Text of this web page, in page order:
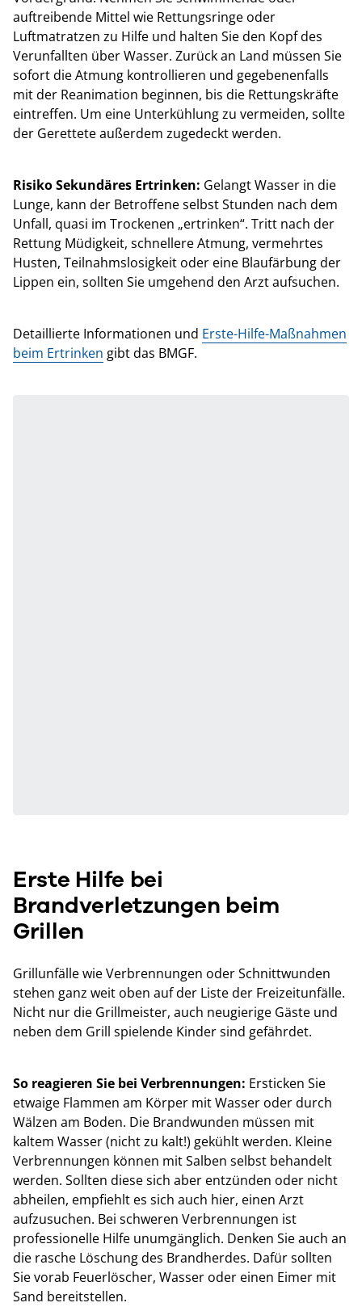
auftreibende Mittel wie Rettungsringe oder
Luftmatratzen zu Hilfe und halten Sie den Kopf des
Verunfallten über Wasser. Zurück an Land müssen Sie
sofort die Atmung kontrollieren und gegebenenfalls
mit der Reanimation beginnen, bis die Rettungskräfte
eintreffen. Um eine Unterkühlung zu vermeiden, sollte
der Gerettete außerdem zugedeckt werden.
Risiko Sekundäres Ertrinken: Gelangt Wasser in die
Lunge, kann der Betroffene selbst Stunden nach dem
Unfall, quasi im Trockenen „ertrinken“. Tritt nach der
Rettung Müdigkeit, schnellere Atmung, vermehrtes
Husten, Teilnahmslosigkeit oder eine Blaufärbung der
Lippen ein, sollten Sie umgehend den Arzt aufsuchen.
Detaillierte Informationen und Erste-Hilfe-Maßnahmen
beim Ertrinken gibt das BMGF.
Erste Hilfe bei
Brandverletzungen beim
Grillen
Grillunfälle wie Verbrennungen oder Schnittwunden
stehen ganz weit oben auf der Liste der Freizeitunfälle.
Nicht nur die Grillmeister, auch neugierige Gäste und
neben dem Grill spielende Kinder sind gefährdet.
So reagieren Sie bei Verbrennungen: Ersticken Sie
etwaige Flammen am Körper mit Wasser oder durch
Wälzen am Boden. Die Brandwunden müssen mit
kaltem Wasser (nicht zu kalt!) gekühlt werden. Kleine
Verbrennungen können mit Salben selbst behandelt
werden. Sollten diese sich aber entzünden oder nicht
abheilen, empfiehlt es sich auch hier, einen Arzt
aufzusuchen. Bei schweren Verbrennungen ist
professionelle Hilfe unumgänglich. Denken Sie auch an
die rasche Löschung des Brandherdes. Dafür sollten
Sie vorab Feuerlöscher, Wasser oder einen Eimer mit
Sand bereitstellen.